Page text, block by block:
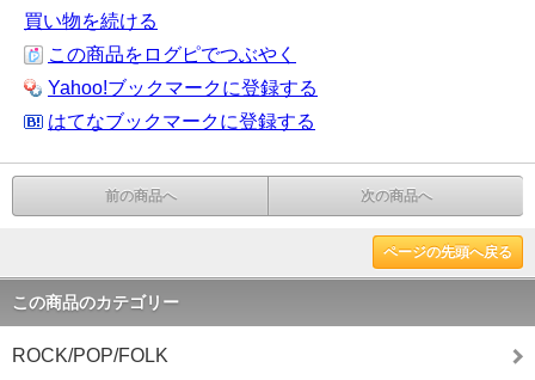
買い物を続ける
この商品をログピでつぶやく
Yahoo!ブックマークに登録する
はてなブックマークに登録する
前の商品へ 次の商品へ
ページの先頭へ戻る
この商品のカテゴリー
ROCK/POP/FOLK